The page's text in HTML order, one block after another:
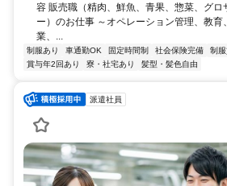
容 販売職（精肉、鮮魚、青果、惣菜、グロ
ー）のお仕事 ～オペレーション管理、教
業、...
制服あり 車通勤OK 固定時間制 社会保険完備 制
賞与年2回あり
寮・社宅あり 髪型・髪色自由
派遣社員